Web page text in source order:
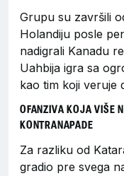
Grupu su završili
Holandiju posle
nadigrali Kanadu
Uahbija igra sa
kao tim koji veruje
OFANZIVA KOJA VIŠE
KONTRANAPADE
Za razliku od
gradio pre svega